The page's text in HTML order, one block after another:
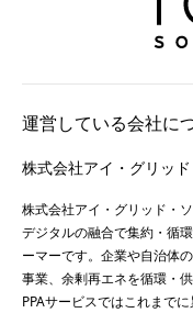
運営している会社に
株式会社アイ・グリッ
株式会社アイ・グリッド・
デジタルの融合で集約・循
ーマーです。企業や自治体
事業、余剰再エネを循環・
PPAサービスではこれまで